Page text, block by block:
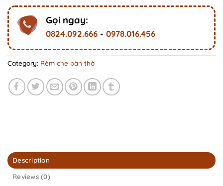
Gọi ngay:
0824.092.666- 0978.016.456
Category: Rèm che bàn thờ
Description
Reviews (0)